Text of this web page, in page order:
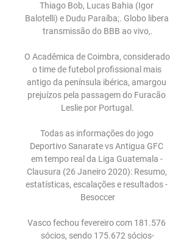
Thiago Bob, Lucas Bahia (Igor
Balotelli) e Dudu Paraíba;. Globo libera
transmissão do BBB ao vivo,.
O Acadêmica de Coimbra, considerado
o time de futebol profissional mais
antigo da península ibérica, amargou
prejuízos pela passagem do Furacão
Leslie por Portugal.
Todas as informações do jogo
Deportivo Sanarate vs Antigua GFC
em tempo real da Liga Guatemala -
Clausura (26 Janeiro 2020): Resumo,
estatísticas, escalações e resultados -
Besoccer
Vasco fechou fevereiro com 181.576
sócios, sendo 175.672 sócios-